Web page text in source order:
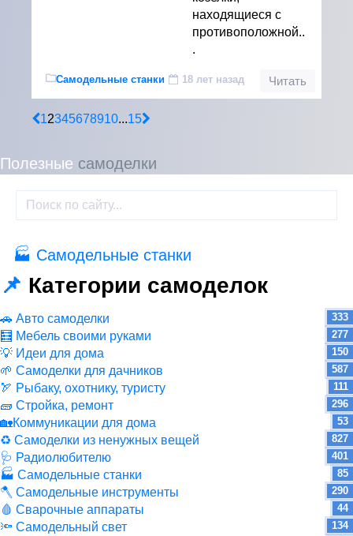
Полезные самоделки
🏭 Самодельные станки
📌 Категории самоделок
🚗 Авто самоделки 333
🧮 Мебель своими руками 277
💡 Идеи для дома 150
🌱 Самоделки для дачников 587
🏹 Рыбаку, охотнику, туристу 111
🧱 Стройка, ремонт 296
🏡Коммуникации для дома 53
♻ Самоделки из ненужных вещей 827
🩺 Радиолюбителю 401
🏭 Самодельные станки 85
🪓 Самодельные инструменты 290
🩸 Сварочные аппараты 44
🔦 Самодельный свет 134
находящиеся с
противоположной..
.
Читать
Самодельные станки 18 лет назад
12345678910...15